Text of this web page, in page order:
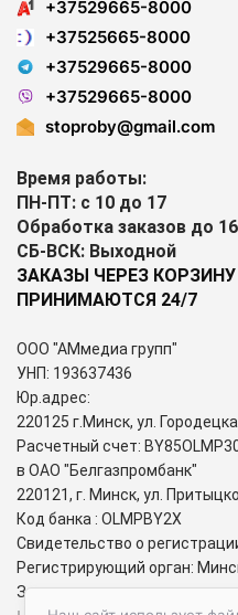
+37529665-8000
+37525665-8000
+37529665-8000
+37529665-8000
stoproby@gmail.com
Время работы:
ПН-ПТ: с 10 до 17
Обработка заказов до
СБ-ВСК: Выходной
ЗАКАЗЫ ЧЕРЕЗ КОРЗИНУ
ПРИНИМАЮТСЯ 24/7
ООО "АМмедиа групп"
УНП: 193637436
Юр.адрес:
220125 г.Минск, ул.
Расчетный счет:
в ОАО "Белгазпромбанк"
220121, г. Минск, ул.
Код банка : OLMPBY2X
Свидетельство о
Регистрирующий орган:
Зарегистрирован в торговом